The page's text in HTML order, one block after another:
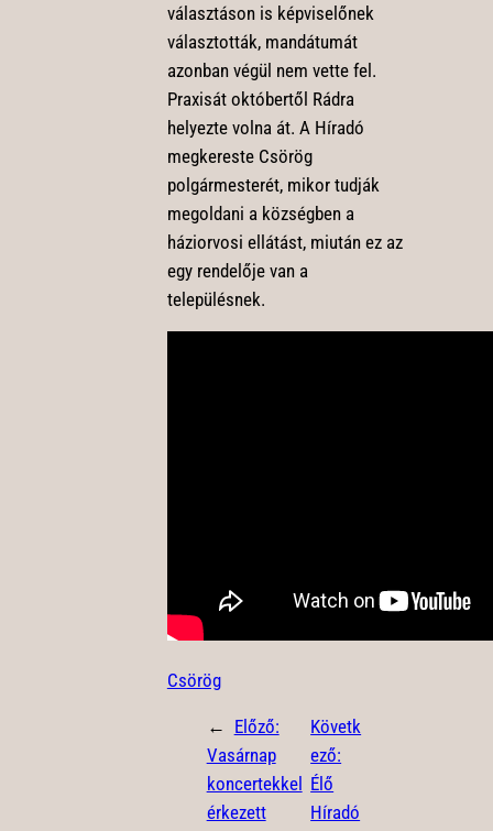
választáson is képviselőnek
választották, mandátumát
azonban végül nem vette fel.
Praxisát októbertől Rádra
helyezte volna át. A Híradó
megkereste Csörög
polgármesterét, mikor tudják
megoldani a községben a
háziorvosi ellátást, miután ez az
egy rendelője van a
településnek.
Csörög
← Előző:
Vasárnap
koncertekkel
érkezett
Követk
ező:
Élő
Híradó